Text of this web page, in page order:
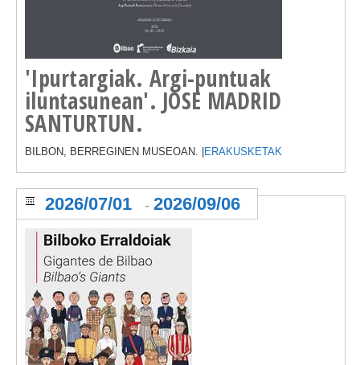
'Ipurtargiak. Argi-puntuak
iluntasunean'. JOSE MADRID
SANTURTUN.
BILBON, BERREGINEN MUSEOAN. | ERAKUSKETAK
2026/07/01 - 2026/09/06